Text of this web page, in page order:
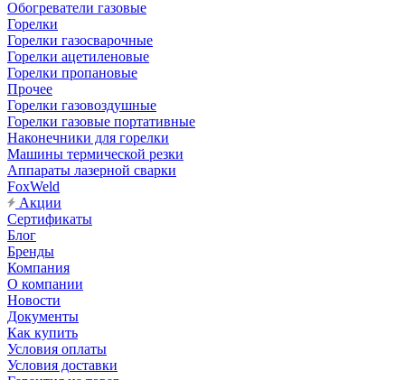
Обогреватели газовые
Горелки
Горелки газосварочные
Горелки ацетиленовые
Горелки пропановые
Прочее
Горелки газовоздушные
Горелки газовые портативные
Наконечники для горелки
Машины термической резки
Аппараты лазерной сварки
FoxWeld
Акции
Сертификаты
Блог
Бренды
Компания
О компании
Новости
Документы
Как купить
Условия оплаты
Условия доставки